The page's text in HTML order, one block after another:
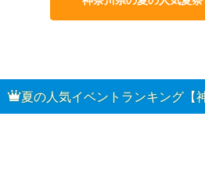
夏の人気イベントランキング【